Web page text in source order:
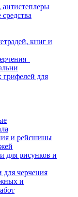
книг и
для
и рейсшины
для рисунков и
черчения
и